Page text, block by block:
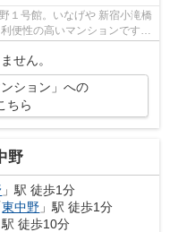
１号館。いなげや 新宿小滝橋
便性の高いマンションです。
せん。
ション」への
ちら
野
」駅 徒歩1分
東中野 」駅 徒歩1分
駅 徒歩10分